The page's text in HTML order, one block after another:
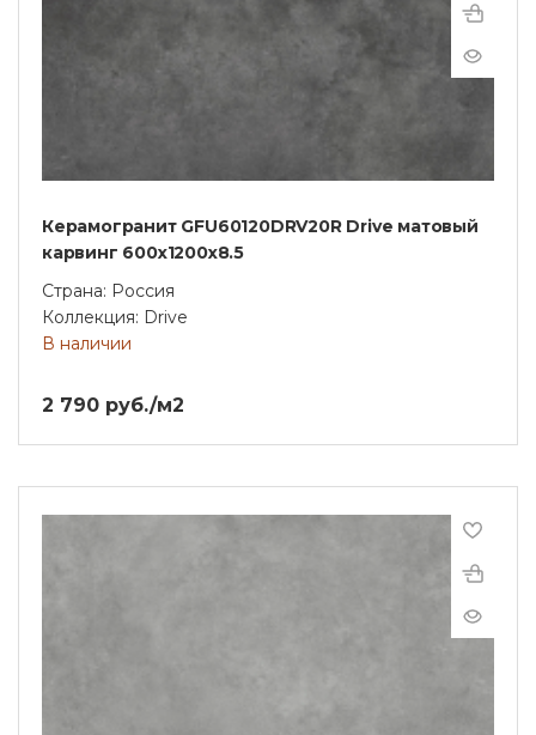
Керамогранит GFU60120DRV20R Drive матовый
карвинг 600x1200x8.5
Страна: Россия
Коллекция: Drive
В наличии
2 790 руб./м2